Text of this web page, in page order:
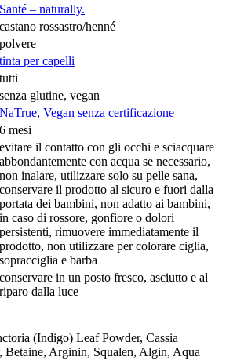
Santé – naturally.
castano rossastro/henné
polvere
tinta per capelli
tutti
senza glutine, vegan
NaTrue, Vegan senza certificazione
6 mesi
evitare il contatto con gli occhi e sciacquare
abbondantemente con acqua se necessario,
non inalare, utilizzare solo su pelle sana,
conservare il prodotto al sicuro e fuori dalla
portata dei bambini, non adatto ai bambini,
in caso di rossore, gonfiore o dolori
persistenti, rimuovere immediatamente il
prodotto, non utilizzare per colorare ciglia,
sopracciglia e barba
conservare in un posto fresco, asciutto e al
riparo dalla luce
(Indigo) Leaf Powder, Cassia
Betaine, Arginin, Squalen, Algin, Aqua